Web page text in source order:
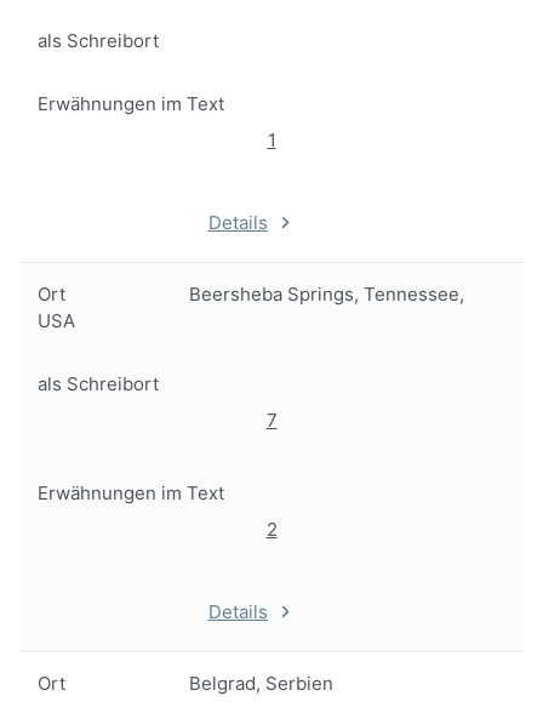
als Schreibort
Erwähnungen im Text
1
Details
Ort
Beersheba Springs, Tennessee,
USA
als Schreibort
7
Erwähnungen im Text
2
Details
Ort Belgrad, Serbien